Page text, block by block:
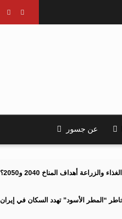
عن جسور
أهداف المناخ 2040 و2050؟
“المطر الأسود” تهدد السكان في إيران